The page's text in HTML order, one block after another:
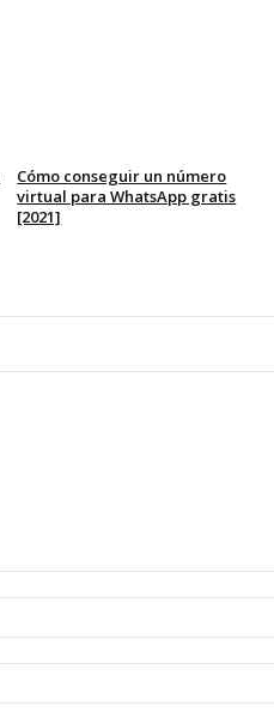
Cómo conseguir un número
virtual para WhatsApp gratis
[2021]